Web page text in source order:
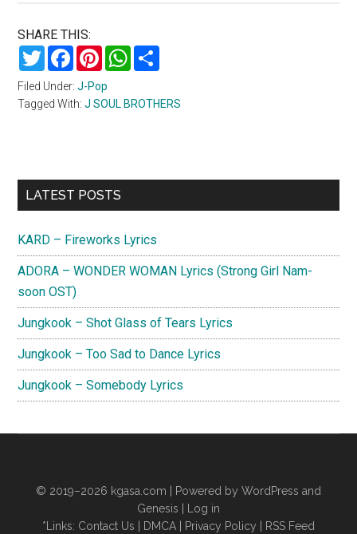
SHARE THIS:
TwitterFacebookPinterestWhatsApp
Filed Under:J-Pop
Tagged With:J SOUL BROTHERS
Primary
LATEST POSTS
KARD – Fireworks Lyrics
ADORA – WONDER WOMAN Lyrics (Strong Girl Nam-
soon OST)
Jungkook – Shot Glass of Tears Lyrics
Jungkook – Too Sad to Dance Lyrics
Jungkook – Somebody Lyrics
© 2019–2026 kgasa.com | Powered by WordPress and
Genesis |
Log in
*Links: Contact Us DMCA Privacy Policy RSS Feed